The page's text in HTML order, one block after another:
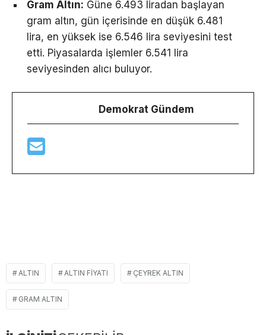
Gram Altın: Güne 6.493 liradan başlayan
gram altın, gün içerisinde en düşük 6.481
lira, en yüksek ise 6.546 lira seviyesini test
etti. Piyasalarda işlemler 6.541 lira
seviyesinden alıcı buluyor.
Demokrat Gündem
ALTIN ALTIN FIYATI ÇEYREK ALTIN
GRAM ALTIN